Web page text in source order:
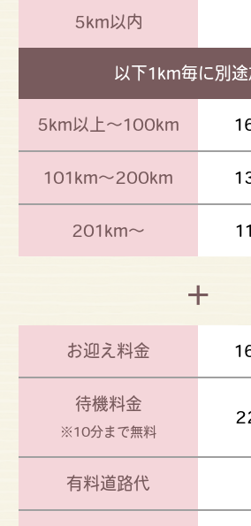
5km以内
以下1km毎に別
5km以上～100km
101km～200km
201km～
+
お迎え料金
待機料金
※10分まで無料
有料道路代